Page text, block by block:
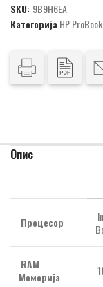
SKU: 9B9H6EA
Категорија HP ProBook
Опис
Процесор
RAM
Меморија